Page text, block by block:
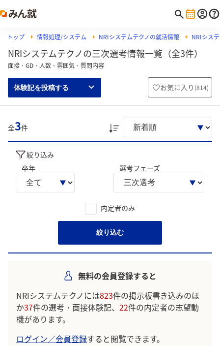
トップ 情報処理/システム NRIシステムテクノの就活情報 NRIシス
NRIシステムテクノの三次選考情報一覧（全3件）
面接・GD・人数・雰囲気・質問内容
体験記を投稿する お気に入り (814)
全3件
絞り込み
卒年
選考フェーズ
内定者のみ
絞り込む
無料の会員登録すると
NRIシステムテクノには823件の掲示板書き込みのほ
か37件の選考・面接体験記、 22件の内定者の志望動
機があります。
ログイン／会員登録すると閲覧できます。